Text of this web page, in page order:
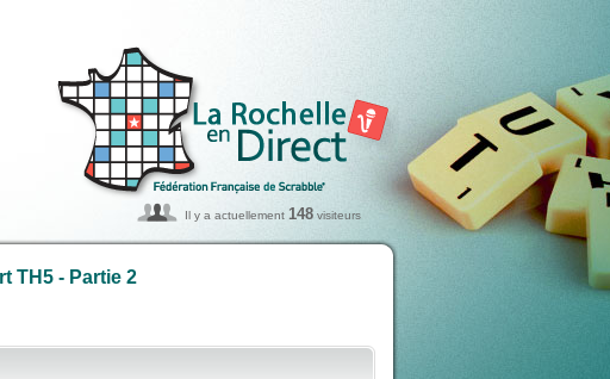
Il y a actuellement 148 visiteurs
TH5 - Partie 2